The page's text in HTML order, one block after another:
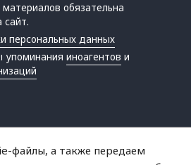
обязательна
сайт.
персональных данных
упоминанияиноагентов и
файлы, а также передаем